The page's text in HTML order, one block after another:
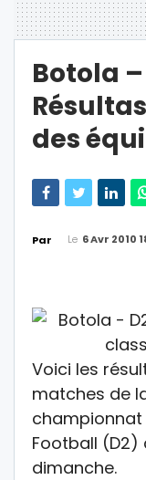
Botola
des
Par Le 6 Avr 2010
Voici les
matches de
championnat
Football
dimanche.